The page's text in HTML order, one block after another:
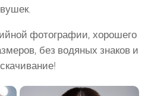
фотографии, хорошего
без водяных знаков и